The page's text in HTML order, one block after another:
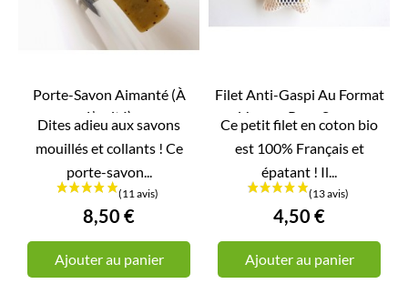
APERÇU RAPIDE
Porte-Savon Aimanté (à
L’unité)
Dites adieu aux savons
mouillés et collants ! Ce
porte-savon...
8,50 €
Ajouter au panier
APERÇU RAPIDE
Filet Anti-Gaspi Au Format
Voyage Pour Savon
Ce petit filet en coton bio
est 100% Français et
épatant ! Il...
4,50 €
Ajouter au panier